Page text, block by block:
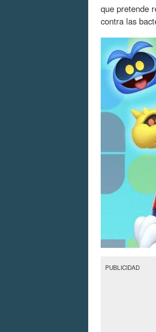
que pretende
contra las
PUBLICIDAD